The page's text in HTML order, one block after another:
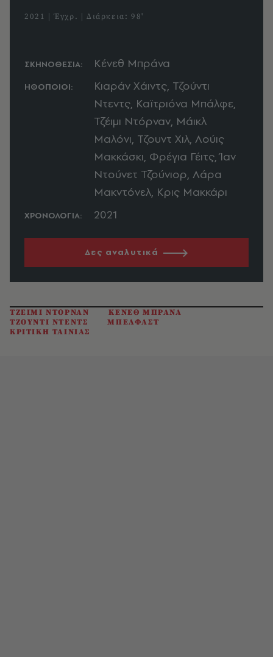
2021 | Έγχρ. | Διάρκεια: 98'
ΣΚΗΝΟΘΕΣΙΑ: Κένεθ Μπράνα
ΗΘΟΠΟΙΟΙ:
Κιαράν Χάιντς, Τζούντι
Ντεντς, Καϊτριόνα Μπάλφε,
Τζέιμι Ντόρναν, Μάικλ
Μαλόνι, Τζουντ Χιλ, Λούις
Μακκάσκι, Φρέγια Γέιτς, Ίαν
Ντούνετ Τζούνιορ, Λάρα
Μακντόνελ, Κρις Μακκάρι
ΧΡΟΝΟΛΟΓΙΑ: 2021
Δες αναλυτικά
ΤΖΕΙΜΙ ΝΤΟΡΝΑΝ
ΚΕΝΕΘ ΜΠΡΑΝΑ
ΤΖΟΥΝΤΙ ΝΤΕΝΤΣ
ΜΠΕΛΦΑΣΤ
ΚΡΙΤΙΚΗ ΤΑΙΝΙΑΣ